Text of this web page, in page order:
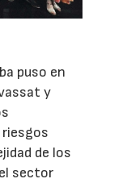
puso en
y
de los
sector